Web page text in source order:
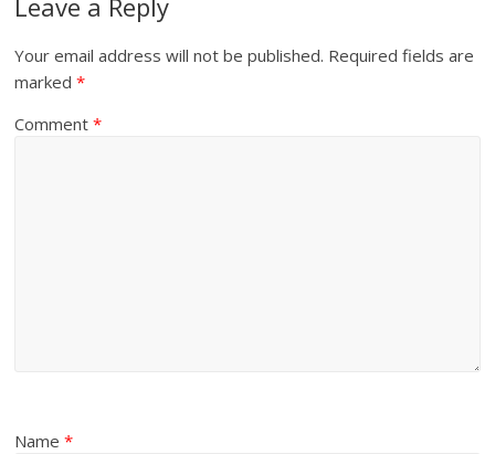
Your email address will not be published. Required fields are
marked*
Comment*
Name*